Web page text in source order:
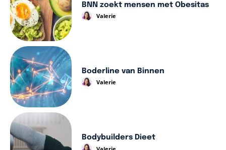
BNN zoekt mensen met Obesitas
Valerie
Boderline van Binnen
Valerie
Bodybuilders Dieet